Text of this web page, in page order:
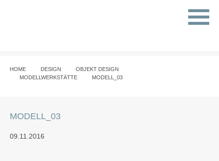
HOME DESIGN
OBJEKT DESIGN
MODELLWERKSTÄTTE
MODELL_03
MODELL_03
09.11.2016